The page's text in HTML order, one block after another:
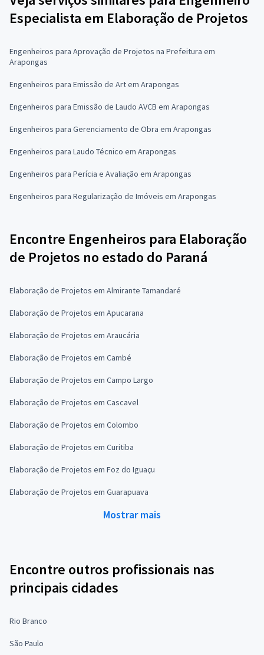
Especialista em Elaboração de Projetos
Engenheiros para Aprovação de Projetos na Prefeitura em
Arapongas
Engenheiros para Emissão de Art em Arapongas
Engenheiros para Emissão de Laudo AVCB em Arapongas
Engenheiros para Gerenciamento de Obra em Arapongas
Engenheiros para Laudo Técnico em Arapongas
Engenheiros para Perícia e Avaliação em Arapongas
Engenheiros para Regularização de Imóveis em Arapongas
Encontre Engenheiros para Elaboração
de Projetos no estado do Paraná
Elaboração de Projetos em Almirante Tamandaré
Elaboração de Projetos em Apucarana
Elaboração de Projetos em Araucária
Elaboração de Projetos em Cambé
Elaboração de Projetos em Campo Largo
Elaboração de Projetos em Cascavel
Elaboração de Projetos em Colombo
Elaboração de Projetos em Curitiba
Elaboração de Projetos em Foz do Iguaçu
Elaboração de Projetos em Guarapuava
Mostrar mais
Encontre outros profissionais nas
principais cidades
Rio Branco
São Paulo